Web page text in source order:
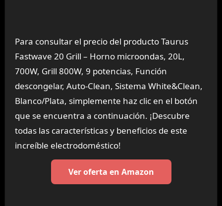
Para consultar el precio del producto Taurus
Fastwave 20 Grill – Horno microondas, 20L,
700W, Grill 800W, 9 potencias, Función
descongelar, Auto-Clean, Sistema White&Clean,
Blanco/Plata, simplemente haz clic en el botón
que se encuentra a continuación. ¡Descubre
todas las características y beneficios de este
increíble electrodoméstico!
Ver oferta en Amazon